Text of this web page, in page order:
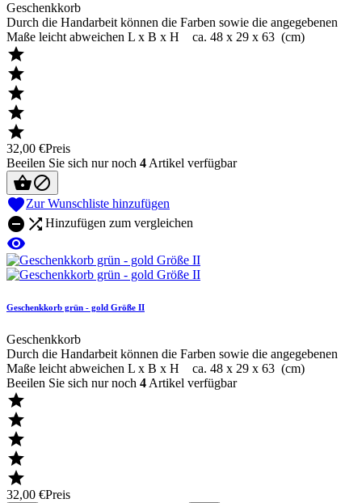
Geschenkkorb
Durch die Handarbeit können die Farben sowie die angegebenen
Maße leicht abweichen L x B x H ca. 48 x 29 x 63 (cm)





32,00 €Preis
Beeilen Sie sich nur noch 4 Artikel verfügbar

Zur Wunschliste hinzufügen
  Hinzufügen zum vergleichen

Geschenkkorb grün - gold Größe II
Geschenkkorb
Durch die Handarbeit können die Farben sowie die angegebenen
Maße leicht abweichen L x B x H ca. 48 x 29 x 63 (cm)
Beeilen Sie sich nur noch 4 Artikel verfügbar





32,00 €Preis